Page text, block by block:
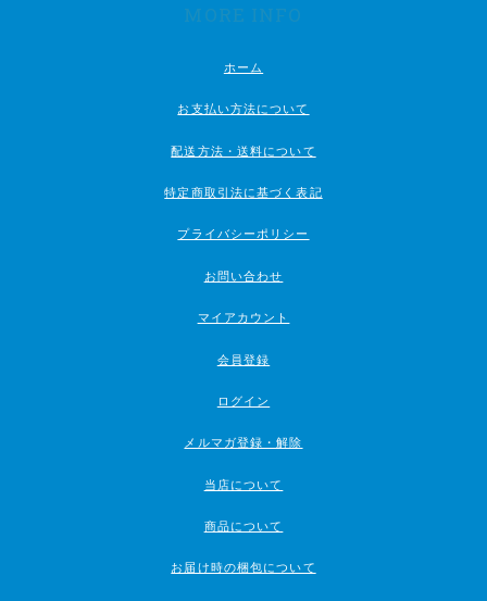
MORE INFO
ホーム
お支払い方法について
配送方法・送料について
特定商取引法に基づく表記
プライバシーポリシー
お問い合わせ
マイアカウント
会員登録
ログイン
メルマガ登録・解除
当店について
商品について
お届け時の梱包について